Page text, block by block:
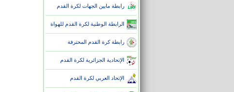
رابطة مابين الجهات لكرة القدم
الرابطة الوطنية لكرة القدم للهواة
رابطة كرة القدم المحترفة
الإتحادية الجزائرية لكرة القدم
الإتحاد العربي لكرة القدم